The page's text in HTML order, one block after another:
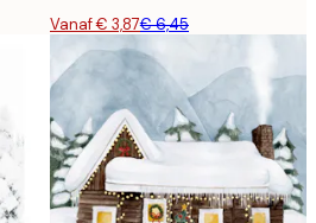
Vanaf € 3,87€ 6,45